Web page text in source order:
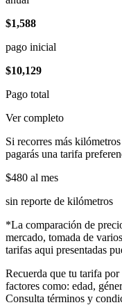
$1,588
pago inicial
$10,129
Pago total
Ver completo
Si recorres más
pagarás una tarifa
$480 al mes
sin reporte de kilómetros
*La comparación de
mercado, tomada de
tarifas aqui presentadas
Recuerda que tu tarifa
factores como: edad,
Consulta términos y